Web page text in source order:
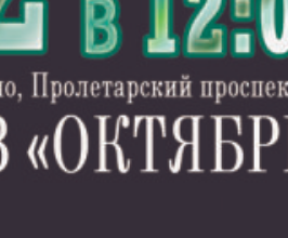
Алису, которая
самой обычной
обстановки в
и причудливых людей и